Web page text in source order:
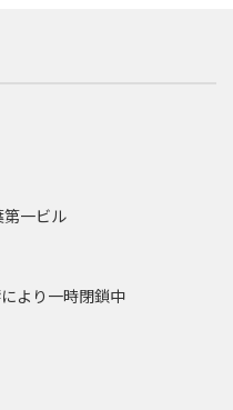
一ビル
より一時閉鎖中